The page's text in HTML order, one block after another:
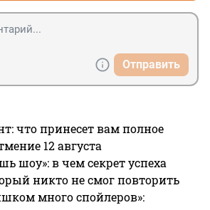
Отправить
что принесет вам полное
12 августа
шоу»: в чем секрет успеха
никто не смог повторить
много спойлеров»: